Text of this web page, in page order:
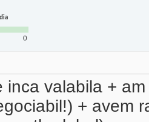
0
inca valabila +
+ avem